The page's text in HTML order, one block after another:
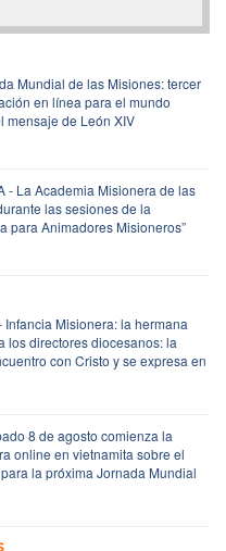
Mundial de las Misiones: tercer
en línea para el mundo
mensaje de León XIV
- La Academia Misionera de las
las sesiones de la
para Animadores Misioneros”
Infancia Misionera: la hermana
los directores diocesanos: la
con Cristo y se expresa en
8 de agosto comienza la
online en vietnamita sobre el
la próxima Jornada Mundial